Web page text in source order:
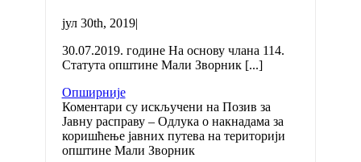
јул 30th, 2019|
30.07.2019. године На основу члана 114.
Статута општине Мали Зворник [...]
Опширније
Коментари су искључени на Позив за
Јавну расправу – Одлука о накнадама за
коришћење јавних путева на територији
општине Мали Зворник